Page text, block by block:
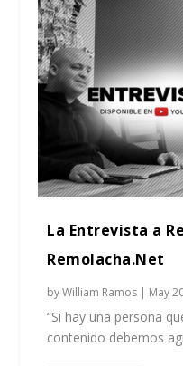
La Entrevista a
Remolacha.Net
byWilliam Ramos | May
“Si hay una persona
contenido debemos